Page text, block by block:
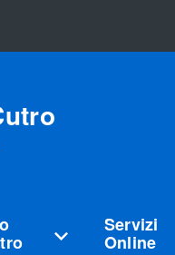
Servizi
Online